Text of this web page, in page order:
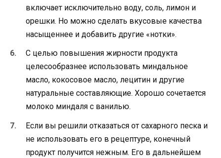
включает исключительно воду, соль, лимон и
орешки. Но можно сделать вкусовые качества
насыщеннее и добавить другие «нотки».
С целью повышения жирности продукта
целесообразнее использовать миндальное
масло, кокосовое масло, лецитин и другие
натуральные составляющие. Хорошо сочетается
молоко миндаля с ванилью.
Если вы решили отказаться от сахарного песка и
не использовать его в рецептуре, конечный
продукт получится нежным. Его в дальнейшем